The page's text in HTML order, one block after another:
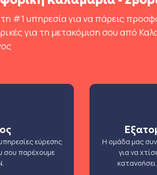
#1 υπηρεσία για να πάρεις
για τη μετακόμιση σου από
εύρεσης
σου παρέχουμε
Η ομάδα μας
για να